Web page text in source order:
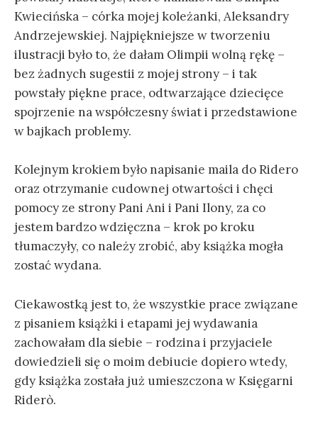
Kwiecińska – córka mojej koleżanki, Aleksandry
Andrzejewskiej. Najpiękniejsze w tworzeniu
ilustracji było to, że dałam Olimpii wolną rękę –
bez żadnych sugestii z mojej strony – i tak
powstały piękne prace, odtwarzające dziecięce
spojrzenie na współczesny świat i przedstawione
w bajkach problemy.
Kolejnym krokiem było napisanie maila do Ridero
oraz otrzymanie cudownej otwartości i chęci
pomocy ze strony Pani Ani i Pani Ilony, za co
jestem bardzo wdzięczna – krok po kroku
tłumaczyły, co należy zrobić, aby książka mogła
zostać wydana.
Ciekawostką jest to, że wszystkie prace związane
z pisaniem książki i etapami jej wydawania
zachowałam dla siebie – rodzina i przyjaciele
dowiedzieli się o moim debiucie dopiero wtedy,
gdy książka została już umieszczona w Księgarni
Riderò.